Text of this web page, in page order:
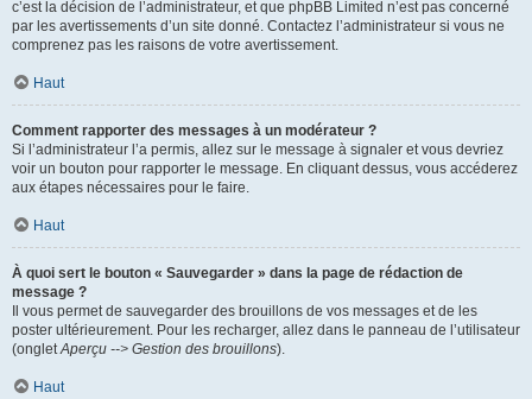
c’est la décision de l’administrateur, et que phpBB Limited n’est pas concerné
par les avertissements d’un site donné. Contactez l’administrateur si vous ne
comprenez pas les raisons de votre avertissement.
Haut
Comment rapporter des messages à un modérateur ?
Si l’administrateur l’a permis, allez sur le message à signaler et vous devriez
voir un bouton pour rapporter le message. En cliquant dessus, vous accéderez
aux étapes nécessaires pour le faire.
Haut
À quoi sert le bouton « Sauvegarder » dans la page de rédaction de
message ?
Il vous permet de sauvegarder des brouillons de vos messages et de les
poster ultérieurement. Pour les recharger, allez dans le panneau de l’utilisateur
(ongletAperçu --> Gestion des brouillons).
Haut